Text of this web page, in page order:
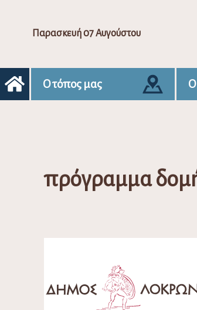
Παρασκευή 07 Αυγούστου
Ο τόπος μας
πρόγραμμα